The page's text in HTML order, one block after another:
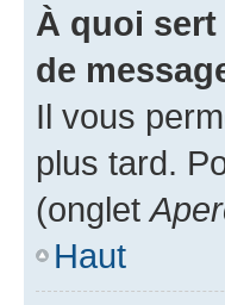
À quoi sert
de
Il vous
plus tard.
(onglet
Haut